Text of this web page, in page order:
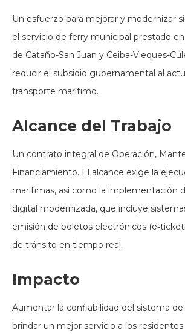
Un esfuerzo para mejorar y modernizar
el servicio de ferry municipal prestado
de Cataño-San Juan y Ceiba-Vieques-
reducir el subsidio gubernamental al
transporte marítimo.
Alcance del Trabajo
Un contrato integral de Operación,
Financiamiento. El alcance exige la
marítimas, así como la implementación
digital modernizada, que incluye
emisión de boletos electrónicos
de tránsito en tiempo real.
Impacto
Aumentar la confiabilidad del sistema de
brindar un mejor servicio a los